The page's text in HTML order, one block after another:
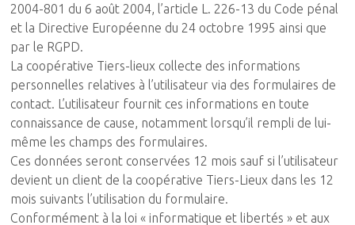
2004-801 du 6 août 2004, l’article L. 226-13 du Code pénal
et la Directive Européenne du 24 octobre 1995 ainsi que
par le RGPD.
La coopérative Tiers-lieux collecte des informations
personnelles relatives à l’utilisateur via des formulaires de
contact. L’utilisateur fournit ces informations en toute
connaissance de cause, notamment lorsqu’il rempli de lui-
même les champs des formulaires.
Ces données seront conservées 12 mois sauf si l’utilisateur
devient un client de la coopérative Tiers-Lieux dans les 12
mois suivants l’utilisation du formulaire.
Conformément à la loi « informatique et libertés » et aux